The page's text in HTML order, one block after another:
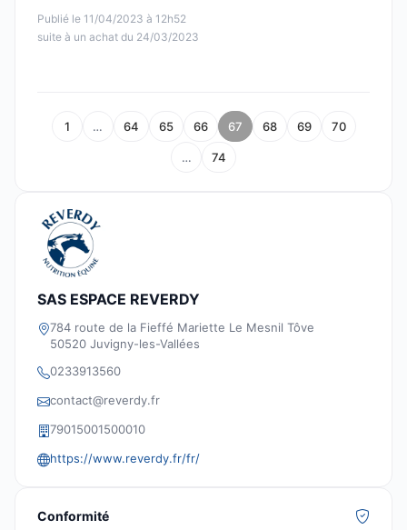
Publié le 11/04/2023 à 12h52
suite à un achat du 24/03/2023
1 … 64 65 66 67 68 69 70
… 74
SAS ESPACE REVERDY
784 route de la Fieffé Mariette Le Mesnil Tôve
50520 Juvigny-les-Vallées
0233913560
contact@reverdy.fr
79015001500010
https://www.reverdy.fr/fr/
Conformité